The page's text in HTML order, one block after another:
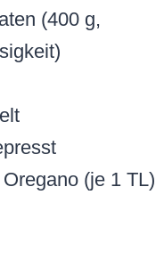
(400 g,
(je 1 TL)